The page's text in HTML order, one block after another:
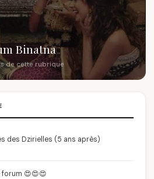
Binatna
de cette rubrique
des Dzirielles (5 ans après)
😍😍😍